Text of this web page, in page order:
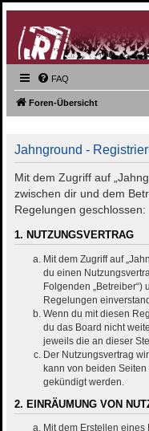
FAQ
Foren-Übersicht
Jahnground -
Mit dem Zugriff auf
zwischen dir und dem
Regelungen geschlossen:
1. NUTZUNGSVERTRAG
Mit dem Zugriff auf
du einen
Folgenden
Regelungen
Wenn du mit diesen
du das Board nicht
jeweils die an dieser
Der Nutzungsvertrag
kann von beiden
gekündigt werden.
2. EINRÄUMUNG VON
Mit dem Erstellen